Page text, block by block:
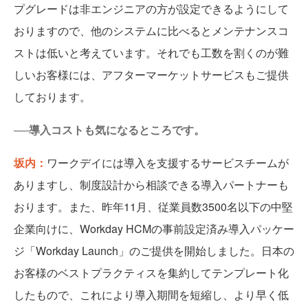
プグレードは非エンジニアの方が設定できるようにして
おりますので、他のシステムに比べるとメンテナンスコ
ストは低いと考えています。それでも工数を割くのが難
しいお客様には、アフターマーケットサービスもご提供
しております。
──導入コストも気になるところです。
坂内： ワークデイには導入を支援するサービスチームが
ありますし、制度設計から相談できる導入パートナーも
おります。また、昨年11月、従業員数3500名以下の中堅
企業向けに、Workday HCMの事前設定済み導入パッケー
ジ「Workday Launch」のご提供を開始しました。日本の
お客様のベストプラクティスを集約してテンプレート化
したもので、これにより導入期間を短縮し、より早く低